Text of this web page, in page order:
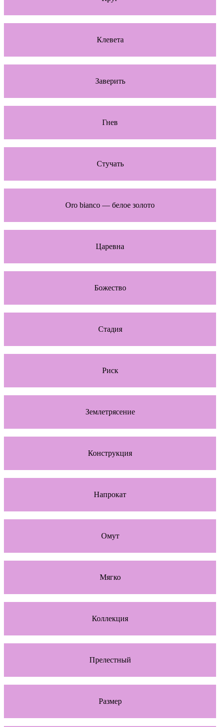
Клевета
Заверить
Гнев
Стучать
Oro bianco — белое золото
Царевна
Божество
Стадия
Риск
Землетрясение
Конструкция
Напрокат
Омут
Мягко
Коллекция
Прелестный
Размер